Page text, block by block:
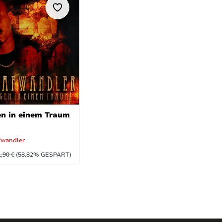
in einem Traum
PREIS:
€ (58.82% GESPART)